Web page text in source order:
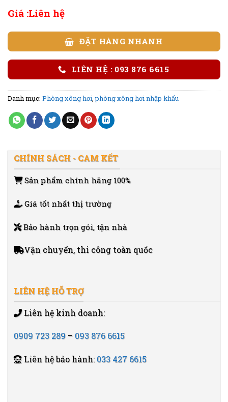
Giá :Liên hệ
ĐẶT HÀNG NHANH
LIÊN HỆ : 093 876 6615
Danh mục: Phòng xông hơi ,phòng xông hơi nhập khẩu
CHÍNH SÁCH - CAM KẾT
Sản phẩm chính hãng 100%
Giá tốt nhất thị trường
Bảo hành trọn gói, tận nhà
Vận chuyển, thi công toàn quốc
LIÊN HỆ HỖ TRỢ
Liên hệ kinh doanh:
0909 723 289 – 093 876 6615
Liên hệ bảo hành:033 427 6615